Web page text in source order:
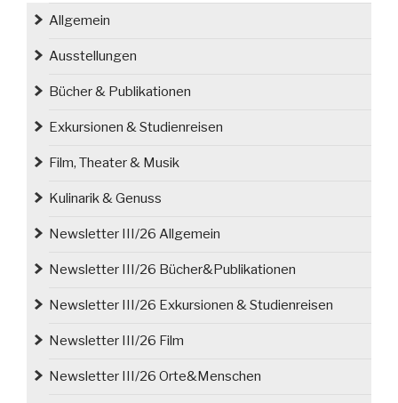
(Breslau)
neu
werden“
Allgemein
Ausstellungen
Bücher & Publikationen
Exkursionen & Studienreisen
Film, Theater & Musik
Kulinarik & Genuss
Newsletter III/26 Allgemein
Newsletter III/26 Bücher&Publikationen
Newsletter III/26 Exkursionen & Studienreisen
Newsletter III/26 Film
Newsletter III/26 Orte&Menschen